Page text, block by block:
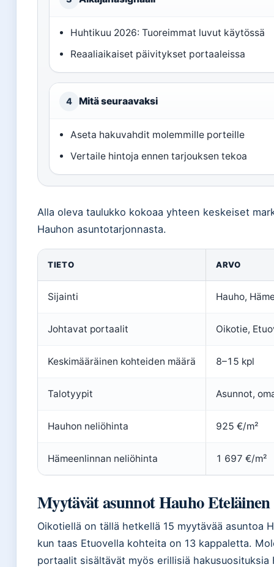
Huhtikuu 2026: Tuoreimmat luvut käytössä
Reaaliaikaiset päivitykset portaaleissa
4 Mitä seuraavaksi
Aseta hakuvahdit molemmille porteille
Vertaile hintoja ennen tarjouksen tekoa
Alla oleva taulukko kokoaa yhteen keskeiset
Hauhon asuntotarjonnasta.
TIETO ARVO
Sijainti Hauho,
Johtavat portaalit Oikotie,
Keskimääräinen kohteiden määrä 8–15 kpl
Talotyypit Asunnot,
Hauhon neliöhinta 925 €/m²
Hämeenlinnan neliöhinta 1 697 €/m²
Myytävät asunnot Hauho Eteläinen
Oikotiellä on tällä hetkellä 15 myytävää asuntoa
kun taas Etuovella kohteita on 13 kappaletta.
portaalit sisältävät myös erillisiä hakusuosituksia